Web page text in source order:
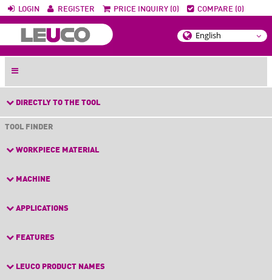
LOGIN REGISTER PRICE INQUIRY (0) COMPARE (0)
DIRECTLY TO THE TOOL
TOOL FINDER
WORKPIECE MATERIAL
MACHINE
APPLICATIONS
FEATURES
LEUCO PRODUCT NAMES